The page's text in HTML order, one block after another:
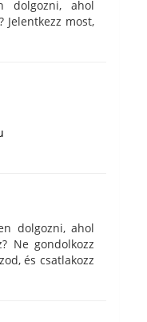
dolgozni, ahol
Jelentkezz most,
dolgozni, ahol
Ne gondolkozz
és csatlakozz